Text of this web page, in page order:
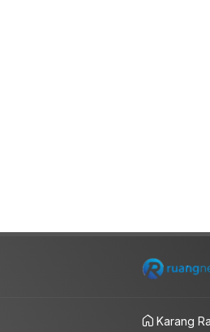
Karang